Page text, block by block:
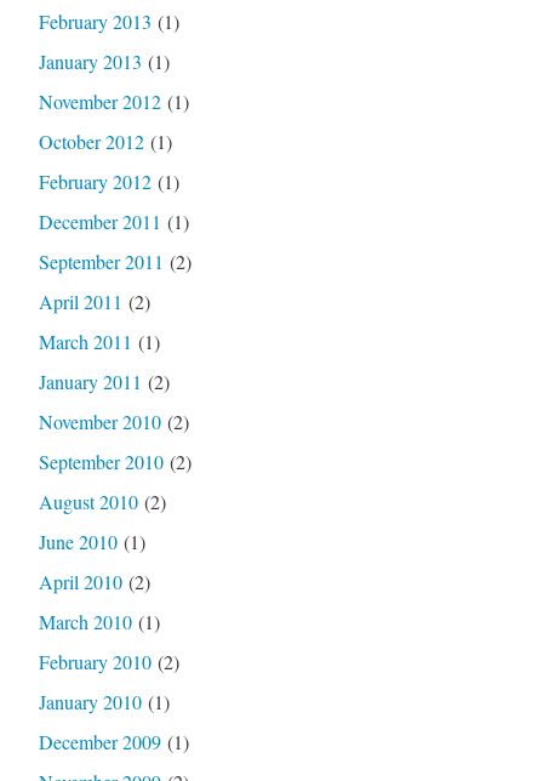
February 2013 (1)
January 2013 (1)
November 2012(1)
October 2012(1)
February 2012(1)
December 2011 (1)
September 2011 (2)
April 2011 (2)
March 2011 (1)
January 2011 (2)
November 2010(2)
September 2010(2)
August 2010(2)
June 2010(1)
April 2010(2)
March 2010(1)
February 2010(2)
January 2010(1)
December 2009(1)